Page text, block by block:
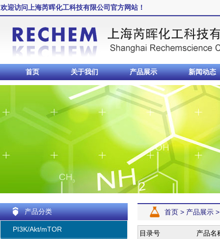
欢迎访问上海芮晖化工科技有限公司官方网站！
首页 关于我们 产品展示 新闻动态
产品分类
PI3K/Akt/mTOR
首页 > 产品展示
目录号 产品名